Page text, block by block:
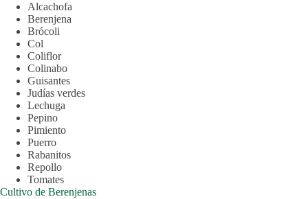
Alcachofa
Berenjena
Brócoli
Col
Coliflor
Colinabo
Guisantes
Judías verdes
Lechuga
Pepino
Pimiento
Puerro
Rabanitos
Repollo
Tomates
Cultivo de Berenjenas